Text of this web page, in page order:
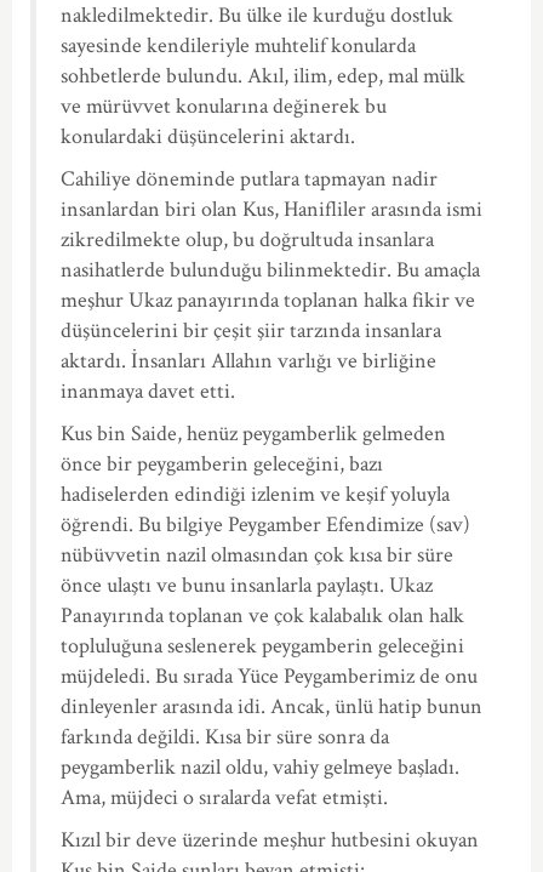
nakledilmektedir. Bu ülke ile kurduğu dostluk
sayesinde kendileriyle muhtelif konularda
sohbetlerde bulundu. Akıl, ilim, edep, mal mülk
ve mürüvvet konularına değinerek bu
konulardaki düşüncelerini aktardı.
Cahiliye döneminde putlara tapmayan nadir
insanlardan biri olan Kus, Hanifliler arasında ismi
zikredilmekte olup, bu doğrultuda insanlara
nasihatlerde bulunduğu bilinmektedir. Bu amaçla
meşhur Ukaz panayırında toplanan halka fikir ve
düşüncelerini bir çeşit şiir tarzında insanlara
aktardı. İnsanları Allahın varlığı ve birliğine
inanmaya davet etti.
Kus bin Saide, henüz peygamberlik gelmeden
önce bir peygamberin geleceğini, bazı
hadiselerden edindiği izlenim ve keşif yoluyla
öğrendi. Bu bilgiye Peygamber Efendimize (sav)
nübüvvetin nazil olmasından çok kısa bir süre
önce ulaştı ve bunu insanlarla paylaştı. Ukaz
Panayırında toplanan ve çok kalabalık olan halk
topluluğuna seslenerek peygamberin geleceğini
müjdeledi. Bu sırada Yüce Peygamberimiz de onu
dinleyenler arasında idi. Ancak, ünlü hatip bunun
farkında değildi. Kısa bir süre sonra da
peygamberlik nazil oldu, vahiy gelmeye başladı.
Ama, müjdeci o sıralarda vefat etmişti.
Kızıl bir deve üzerinde meşhur hutbesini okuyan